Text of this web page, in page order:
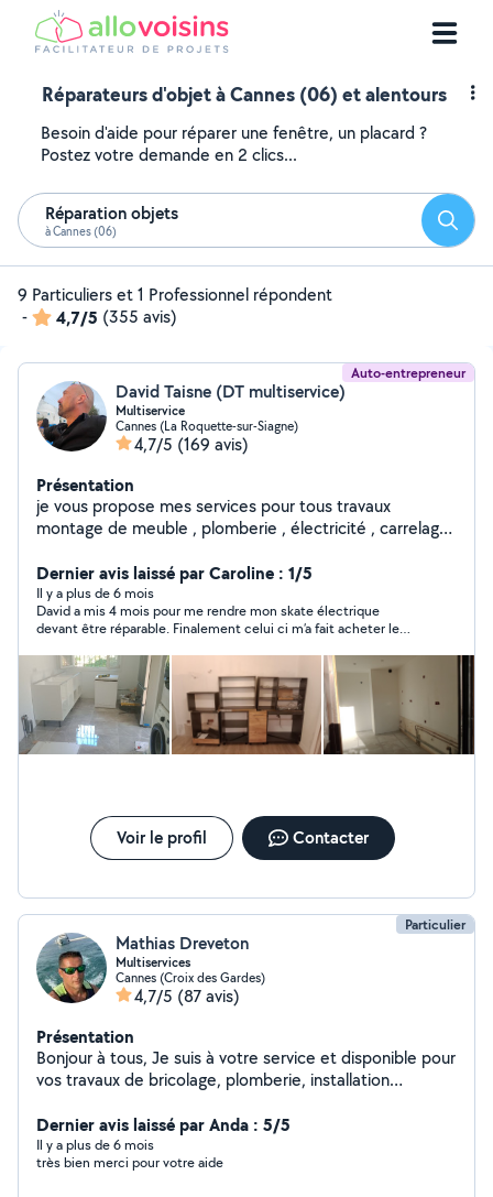
Réparateurs d'objet à Cannes (06) et alentours
Besoin d'aide pour réparer une fenêtre, un placard ?
Postez votre demande en 2 clics...
Réparation objets
à Cannes (06)
9 Particuliers et 1 Professionnel répondent
-
4,7/5 (355 avis)
Auto-entrepreneur
David Taisne (DT multiservice)
Multiservice
Cannes (La Roquette-sur-Siagne)
4,7/5 (169 avis)
Présentation
je vous propose mes services pour tous travaux
montage de meuble , plomberie , électricité , carrelage
cuisine, store et volet roulant porte de garage et
d'autres interventions. Ayant été directeur technique de
palace pendant plusieurs années , j intervient sur toutes
pannes devis et renseignement gratuit sur déplacement
propre et ponctuel
Dernier avis laissé par Caroline : 1/5
Il y a plus de 6 mois
David a mis 4 mois pour me rendre mon skate électrique
devant être réparable. Finalement celui ci m’a fait acheter le
rembourser. Je me suis donc retrouvé sans mon transport pour
aller travailler pendant 4 mois et avec de l’argent en moins pour
un objet non utilisable et un skate non reparer. Il est de tres
mauvaise fois et n’a pas tenu ces engagements. Je ne
recommande pas.
Voir le profil Contacter
Particulier
Mathias Dreveton
Multiservices
Cannes (Croix des Gardes)
4,7/5 (87 avis)
Présentation
Bonjour à tous, Je suis à votre service et disponible pour
vos travaux de bricolage, plomberie, installation
et transport de charges lourdes. Après trois maisons
d'expérience, je touche à tout et propose mes services
pour vous rendre service. Au plaisir de vous rencontrer.
Dernier avis laissé par Anda : 5/5
Il y a plus de 6 mois
très bien merci pour votre aide